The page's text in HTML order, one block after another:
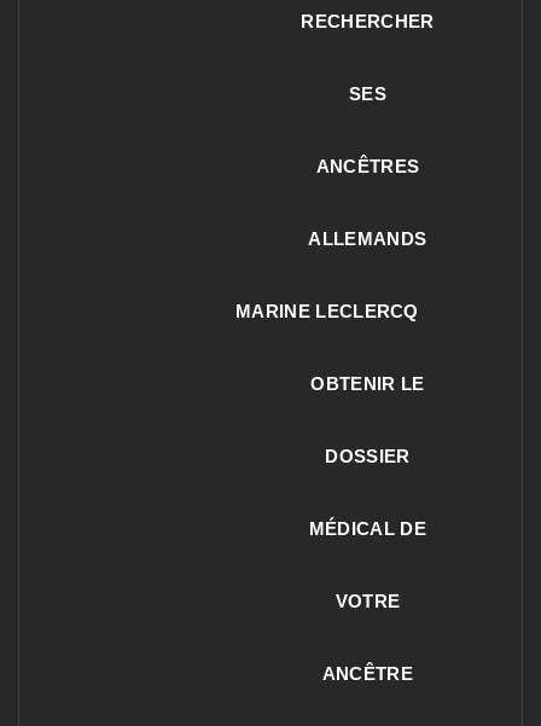
RECHERCHER
SES
ANCÊTRES
ALLEMANDS
MARINE LECLERCQ
OBTENIR LE
DOSSIER
MÉDICAL DE
VOTRE
ANCÊTRE